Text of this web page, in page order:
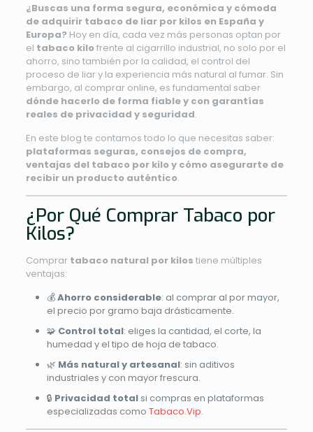
¿Buscas una forma segura, económica y cómoda
de adquirir tabaco de liar por kilos en España y
Europa? Hoy en día, cada vez más personas optan por
el tabaco kilo frente al cigarrillo industrial, no solo por el
ahorro, sino también por la calidad, el control del
proceso de liar y la experiencia más natural al fumar. Sin
embargo, al comprar online, es fundamental saber
dónde hacerlo de forma fiable y con garantías
reales de privacidad y seguridad.
En este blog te contamos todo lo que necesitas saber:
plataformas seguras, consejos de compra,
ventajas del tabaco por kilo y cómo asegurarte de
recibir un producto auténtico.
¿Por Qué Comprar Tabaco por
Kilos?
Comprar tabaco natural por kilos tiene múltiples
ventajas:
💰Ahorro considerable: al comprar al por mayor,
el precio por gramo baja drásticamente.
🧩 Control total: eliges la cantidad, el corte, la
humedad y el tipo de hoja de tabaco.
🌿 Más natural y artesanal: sin aditivos
industriales y con mayor frescura.
🔒 Privacidad totalsi compras en plataformas
especializadas como Tabaco.Vip.